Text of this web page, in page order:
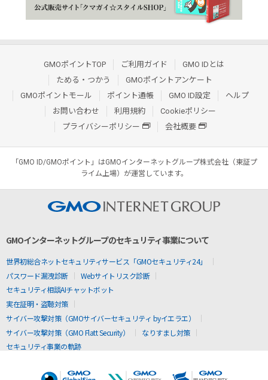
GMOポイントTOP ご利用ガイド
GMO IDとは
ためる・つかう
GMOポイントアンケート
GMOポイントモール
ポイント通帳 GMO ID設定
ヘルプ
お問い合わせ
利用規約
Cookieポリシー
プライバシーポリシー
会社概要
「GMO ID/GMOポイント」はGMOインターネットグループ株式会社（東証プ
ライム上場）が運営しています。
GMOインターネットグループのセキュリティ事業について
世界初総合ネットセキュリティサービス「GMOセキュリティ24」
パスワード漏洩診断
Webサイトリスク診断
セキュリティ相談AIチャットボット
実在証明・盗聴対策
サイバー攻撃対策（GMOサイバーセキュリティ byイエラエ）
サイバー攻撃対策（GMO Flatt Security）
なりすまし対策
セキュリティ事業の軌跡